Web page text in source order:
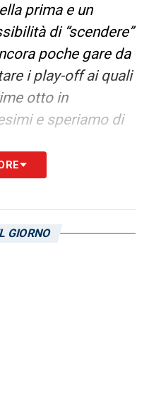
prima e un
di “scendere”
poche gare da
i play-off ai quali
otto in
e speriamo di
: «L’aspetto
e
GIORNO